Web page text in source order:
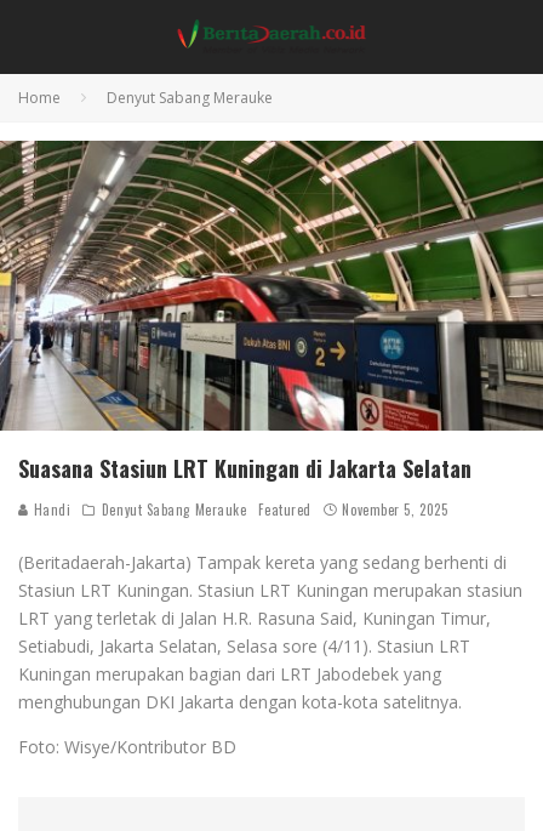
Home Denyut Sabang Merauke
Suasana Stasiun LRT Kuningan di Jakarta Selatan
Handi Denyut Sabang Merauke Featured November 5, 2025
(Beritadaerah-Jakarta) Tampak kereta yang sedang berhenti di
Stasiun LRT Kuningan. Stasiun LRT Kuningan merupakan stasiun
LRT yang terletak di Jalan H.R. Rasuna Said, Kuningan Timur,
Setiabudi, Jakarta Selatan, Selasa sore (4/11). Stasiun LRT
Kuningan merupakan bagian dari LRT Jabodebek yang
menghubungan DKI Jakarta dengan kota-kota satelitnya.
Foto: Wisye/Kontributor BD